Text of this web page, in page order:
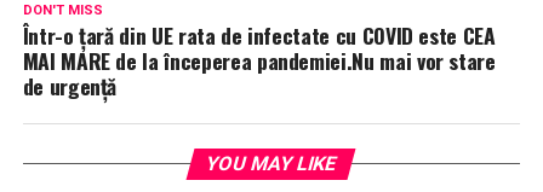
DON'T MISS
Într-o țară din UE rata de infectate cu COVID este CEA
MAI MARE de la începerea pandemiei.Nu mai vor stare
de urgență
YOU MAY LIKE